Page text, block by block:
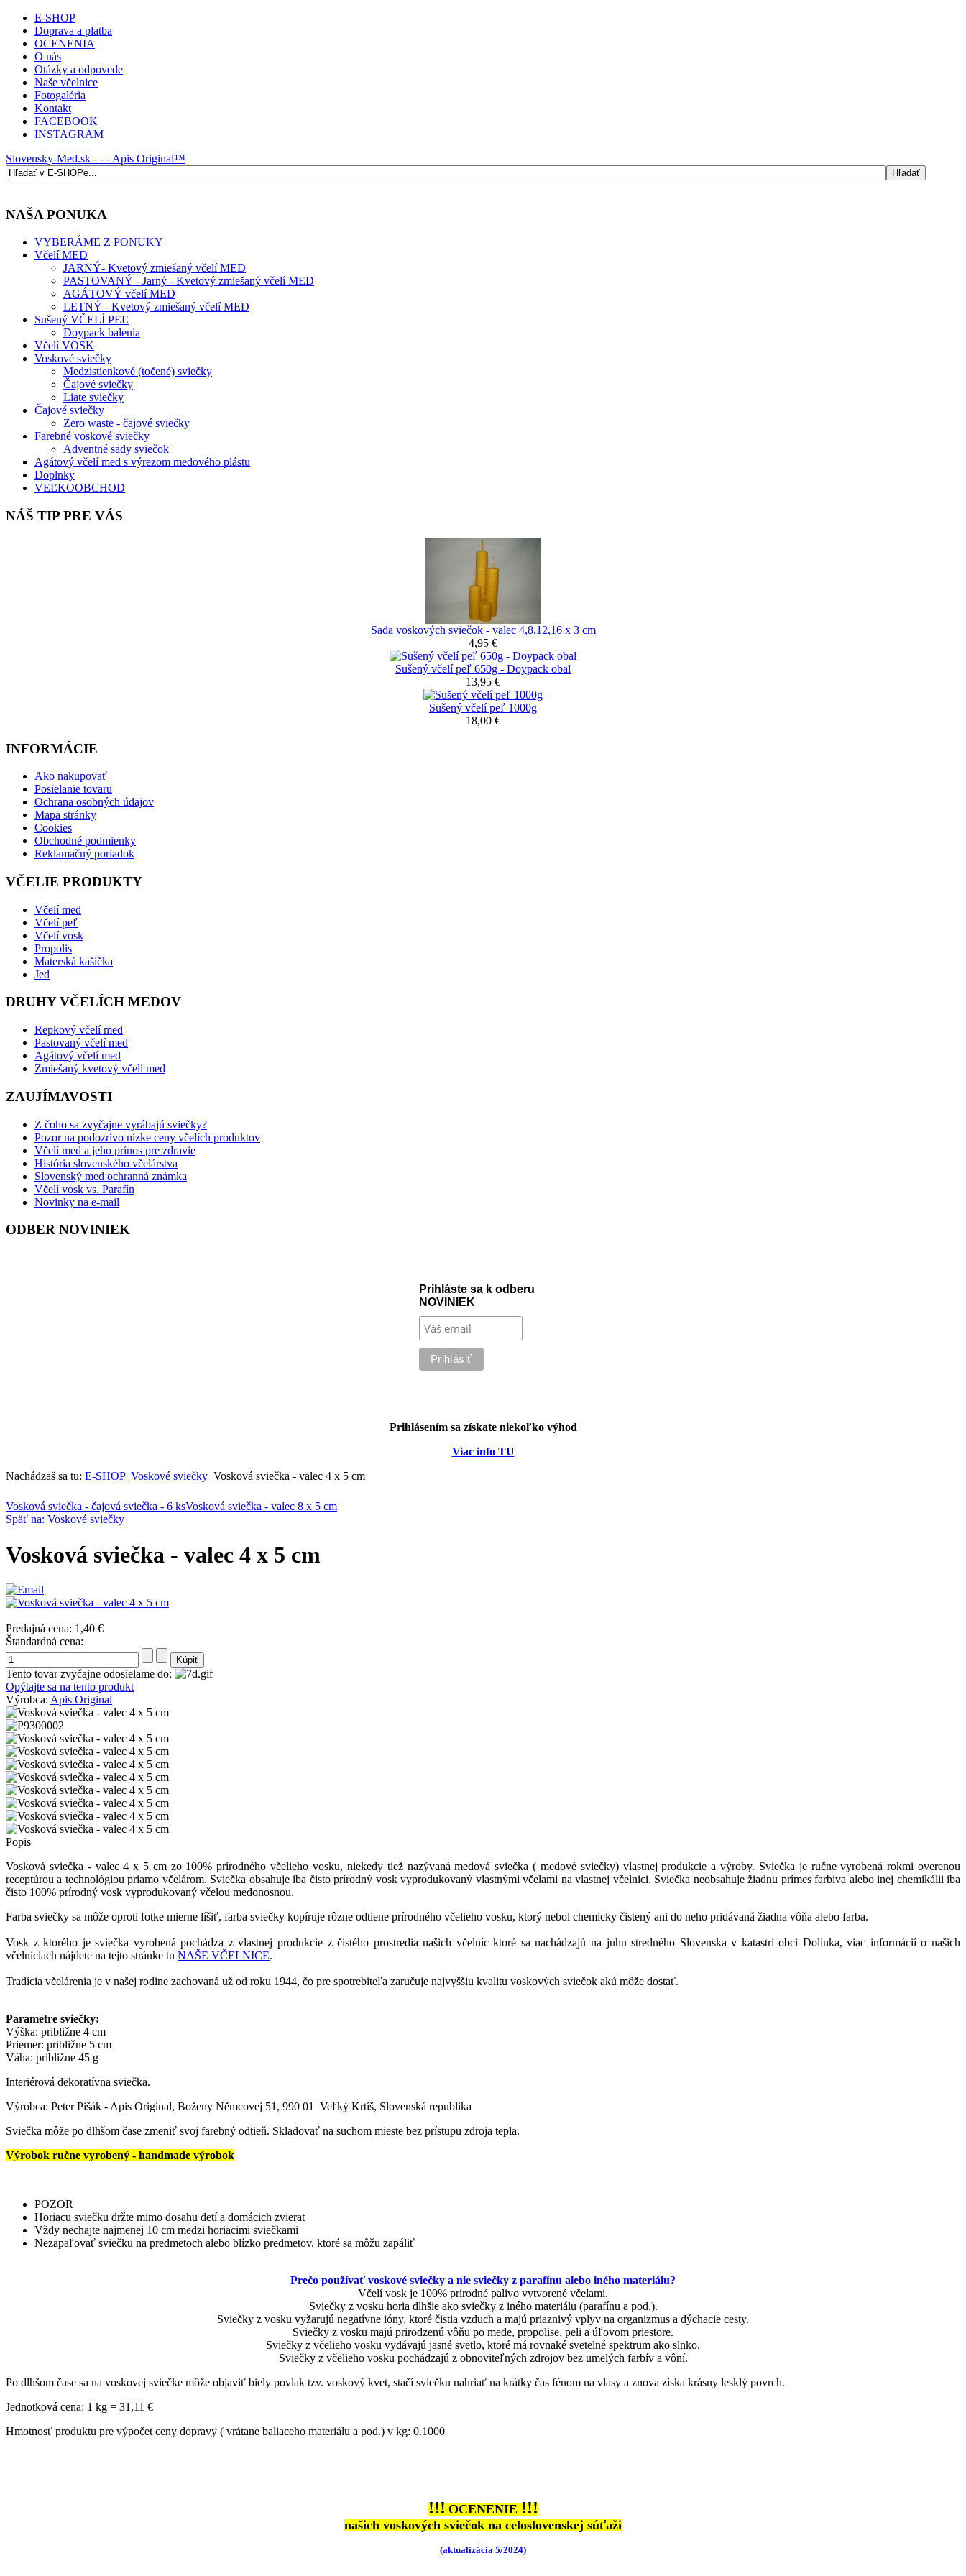
E-SHOP
Doprava a platba
OCENENIA
O nás
Otázky a odpovede
Naše včelnice
Fotogaléria
Kontakt
FACEBOOK
INSTAGRAM
Slovensky-Med.sk - - - Apis Original™
NAŠA PONUKA
VYBERÁME Z PONUKY
Včelí MED
JARNÝ- Kvetový zmiešaný včelí MED
PASTOVANÝ - Jarný - Kvetový zmiešaný včelí MED
AGÁTOVÝ včelí MED
LETNÝ - Kvetový zmiešaný včelí MED
Sušený VČELÍ PEĽ
Doypack balenia
Včelí VOSK
Voskové sviečky
Medzistienkové (točené) sviečky
Čajové sviečky
Liate sviečky
Čajové sviečky
Zero waste - čajové sviečky
Farebné voskové sviečky
Adventné sady sviečok
Agátový včelí med s výrezom medového plástu
Doplnky
VEĽKOOBCHOD
NÁŠ TIP PRE VÁS
Sada voskových sviečok - valec 4,8,12,16 x 3 cm
4,95 €
Sušený včelí peľ 650g - Doypack obal
13,95 €
Sušený včelí peľ 1000g
18,00 €
INFORMÁCIE
Ako nakupovať
Posielanie tovaru
Ochrana osobných údajov
Mapa stránky
Cookies
Obchodné podmienky
Reklamačný poriadok
VČELIE PRODUKTY
Včelí med
Včelí peľ
Včelí vosk
Propolis
Materská kašička
Jed
DRUHY VČELÍCH MEDOV
Repkový včelí med
Pastovaný včelí med
Agátový včelí med
Zmiešaný kvetový včelí med
ZAUJÍMAVOSTI
Z čoho sa zvyčajne vyrábajú sviečky?
Pozor na podozrivo nízke ceny včelích produktov
Včelí med a jeho prínos pre zdravie
História slovenského včelárstva
Slovenský med ochranná známka
Včelí vosk vs. Parafín
Novinky na e-mail
ODBER NOVINIEK
Prihláste sa k odberu
NOVINIEK
Prihlásením sa získate niekoľko výhod
Viac info TU
Nachádzaš sa tu: E-SHOP Voskové sviečky Vosková sviečka - valec 4 x 5 cm
Vosková sviečka - čajová sviečka - 6 ksVosková sviečka - valec 8 x 5 cm
Späť na: Voskové sviečky
Vosková sviečka - valec 4 x 5 cm
Predajná cena: 1,40 €
Štandardná cena:
Tento tovar zvyčajne odosielame do:
Opýtajte sa na tento produkt
Výrobca: Apis Original
Popis
Vosková sviečka - valec 4 x 5 cm zo 100% prírodného včelieho vosku, niekedy tiež nazývaná medová sviečka ( medové sviečky)vlastnej produkcie a výroby. Sviečka je ručne vyrobená rokmi overenou
receptúrou a technológiou priamo včelárom. Sviečka obsahuje iba čisto prírodný vosk vyprodukovaný vlastnými včelami na vlastnej včelnici. Sviečka neobsahuje žiadnu prímes farbiva alebo inej chemikálii iba
čisto 100% prírodný vosk vyprodukovaný včelou medonosnou.
Farba sviečky sa môže oproti fotke mierne líšiť, farba sviečky kopíruje rôzne odtiene prírodného včelieho vosku, ktorý nebol chemicky čistený ani do neho pridávaná žiadna vôňa alebo farba.
Vosk z ktorého je sviečka vyrobená pochádza z vlastnej produkcie z čistého prostredia našich včelníc ktoré sa nachádzajú na juhu stredného Slovenska v katastri obci Dolinka, viac informácií o našich
včelniciach nájdete na tejto stránke tu NAŠE VČELNICE.
Tradícia včelárenia je v našej rodine zachovaná už od roku 1944, čo pre spotrebiteľa zaručuje najvyššiu kvalitu voskových sviečok akú môže dostať.
Parametre sviečky:
Výška: približne 4 cm
Priemer: približne 5 cm
Váha: približne 45 g
Interiérová dekoratívna sviečka.
Výrobca: Peter Pišák - Apis Original, Boženy Němcovej 51, 990 01 Veľký Krtíš, Slovenská republika
Sviečka môže po dlhšom čase zmeniť svoj farebný odtieň. Skladovať na suchom mieste bez prístupu zdroja tepla.
Výrobok ručne vyrobený - handmade výrobok
POZOR
Horiacu sviečku držte mimo dosahu detí a domácich zvierat
Vždy nechajte najmenej 10 cm medzi horiacimi sviečkami
Nezapaľovať sviečku na predmetoch alebo blízko predmetov, ktoré sa môžu zapáliť
Prečo používať voskové sviečky a nie sviečky z parafínu alebo iného materiálu?
Včelí vosk je 100% prírodné palivo vytvorené včelami.
Sviečky z vosku horia dlhšie ako sviečky z iného materiálu (parafínu a pod.).
Sviečky z vosku vyžarujú negatívne ióny, ktoré čistia vzduch a majú priaznivý vplyv na organizmus a dýchacie cesty.
Sviečky z vosku majú prirodzenú vôňu po mede, propolise, peli a úľovom priestore.
Sviečky z včelieho vosku vydávajú jasné svetlo, ktoré má rovnaké svetelné spektrum ako slnko.
Sviečky z včelieho vosku pochádzajú z obnoviteľných zdrojov bez umelých farbív a vôní.
Po dlhšom čase sa na voskovej sviečke môže objaviť biely povlak tzv. voskový kvet, stačí sviečku nahriať na krátky čas fénom na vlasy a znova získa krásny lesklý povrch.
Jednotková cena: 1 kg = 31,11 €
Hmotnosť produktu pre výpočet ceny dopravy ( vrátane baliaceho materiálu a pod.) v kg: 0.1000
!!! OCENENIE !!!
našich voskových sviečok na celoslovenskej súťaži
(aktualizácia 5/2024)